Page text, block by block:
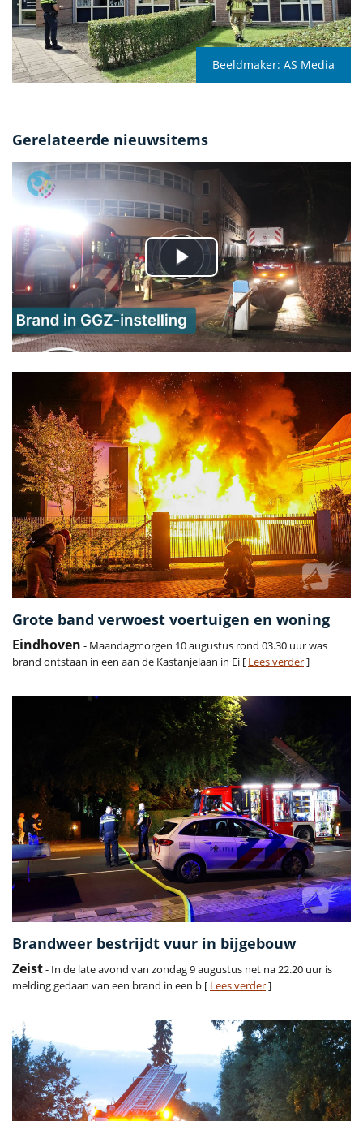
Beeldmaker: AS Media
Gerelateerde nieuwsitems
Grote band verwoest voertuigen en woning
Eindhoven - Maandagmorgen 10 augustus rond 03.30 uur was
brand ontstaan in een aan de Kastanjelaan in Ei [ Lees verder]
Brandweer bestrijdt vuur in bijgebouw
Zeist- In de late avond van zondag 9 augustus net na 22.20 uur is
melding gedaan van een brand in een b [ Lees verder]